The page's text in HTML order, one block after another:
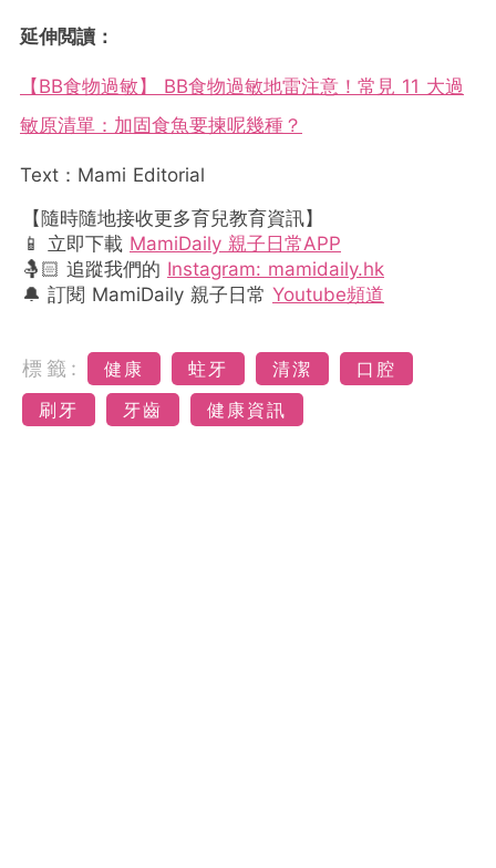
延伸閲讀：
【BB食物過敏】 BB食物過敏地雷注意！常見 11 大過
敏原清單：加固食魚要揀呢幾種？
Text：Mami Editorial
【隨時隨地接收更多育兒教育資訊】
📱 立即下載 MamiDaily 親子日常APP
🤱🏻 追蹤我們的 Instagram: mamidaily.hk
🔔 訂閱 MamiDaily 親子日常 Youtube頻道
標籤: 健康 蛀牙 清潔
口腔
刷牙
牙齒 健康資訊